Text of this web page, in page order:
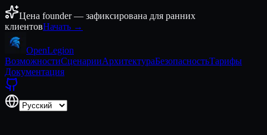
Перейти к содержимому
Цена founder — зафиксирована для ранних
клиентовНачать →
OpenLegion
ВозможностиСценарииАрхитектураБезопасностьТарифы
Документация